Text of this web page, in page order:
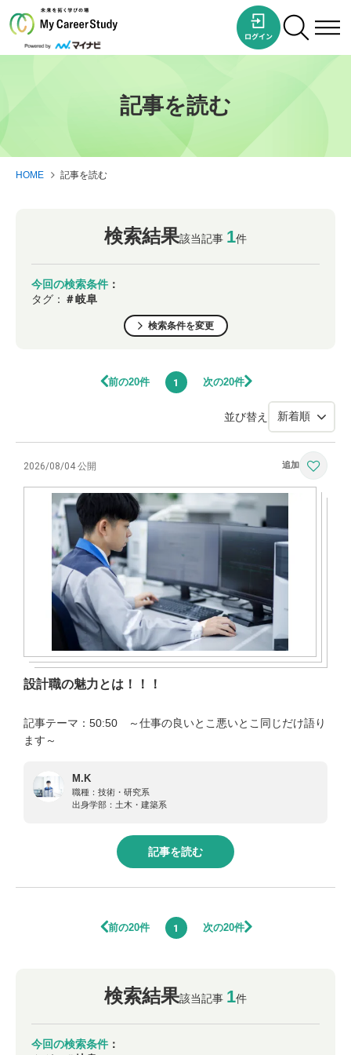
記事を読む
HOME 記事を読む
検索結果該当記事 1件
今回の検索条件 ：
タグ： ＃岐阜
検索条件を変更
前の20件 1 次の20件
並び替え
2026/08/04 公開
設計職の魅力とは！！！
記事テーマ：50:50 ～仕事の良いとこ悪いとこ同じだけ語り
ます～
M.K
職種： 技術・研究系
出身学部： 土木・建築系
記事を読む
前の20件 1 次の20件
検索結果該当記事 1件
今回の検索条件 ：